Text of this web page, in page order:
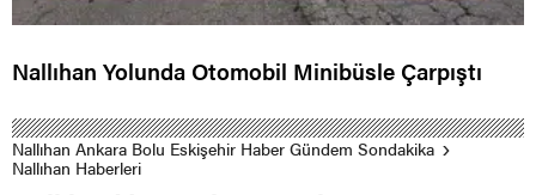
Nallıhan Yolunda Otomobil Minibüsle Çarpıştı
Nallıhan Ankara Bolu Eskişehir Haber Gündem Sondakika
Nallıhan Haberleri